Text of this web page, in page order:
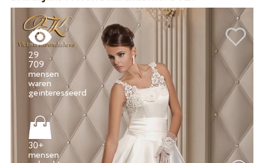
29
709
mensen
waren
30+
mensen